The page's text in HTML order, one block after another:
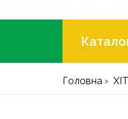
Головна ХІТ